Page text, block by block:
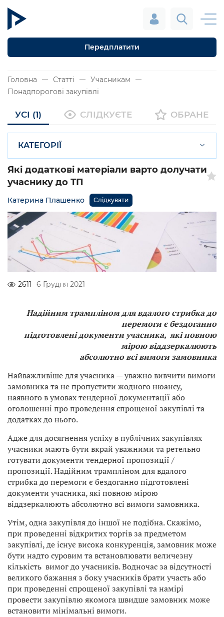
Передплатити
Головна Статті
Учасникам
Понадпорогові закупівлі
УСІ (1) СЛІДКУЄТЕ ОБРАНЕ
КАТЕГОРІЇ
Які додаткові матеріали варто долучати
учаснику до ТП
Катерина Плашенко Слідкувати
2611 6 Грудня 2021
Надійним трампліном для вдалого стрибка до
перемоги є бездоганно
підготовлені документи учасника, які повною
мірою віддзеркалюють
абсолютно всі вимоги замовника
Найважливіше для учасника — уважно вивчити вимоги
замовника та не пропустити жодного нюансу,
наявного в умовах тендерної документації або
оголошенні про проведення спрощеної закупівлі та
додатках до нього.
Адже для досягнення успіху в публічних закупівлях
учасники мають бути вкрай уважними та ретельно
готувати документи тендерної пропозиції /
пропозиції. Надійним трампліном для вдалого
стрибка до перемоги є бездоганно підготовлені
документи учасника, які повною мірою
віддзеркалюють абсолютно всі вимоги замовника.
Утім, одна закупівля до іншої не подібна. Скажімо,
при проведенні відкритих торгів за предметом
закупівлі, де існує висока конкуренція, замовник може
бути надто суровим та встановлювати величезну
кількість вимог до учасників. Водночас за відсутності
великого бажання з боку учасників брати участь або
при проведенні спрощеної закупівлі та намірі
провести закупівлю якомога швидше замовник може
встановити мінімальні вимоги.